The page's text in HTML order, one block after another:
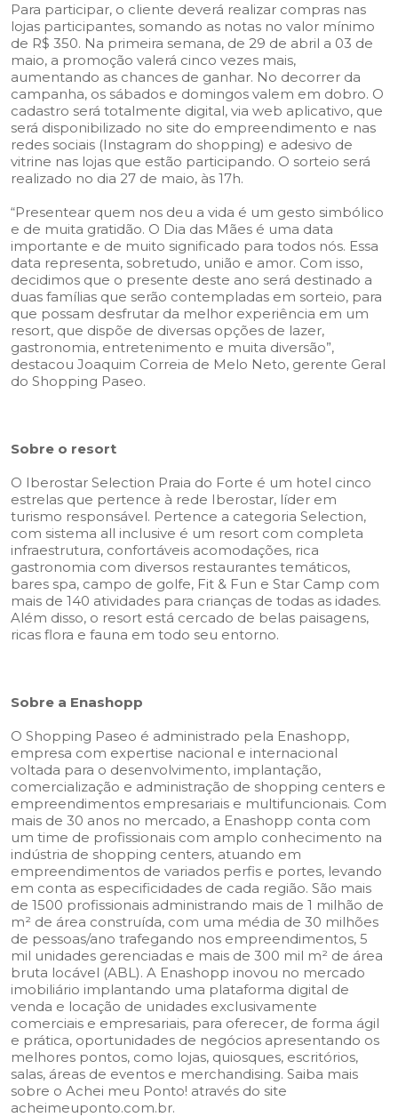
Para participar, o cliente deverá realizar compras nas
lojas participantes, somando as notas no valor mínimo
de R$ 350. Na primeira semana, de 29 de abril a 03 de
maio, a promoção valerá cinco vezes mais,
aumentando as chances de ganhar. No decorrer da
campanha, os sábados e domingos valem em dobro. O
cadastro será totalmente digital, via web aplicativo, que
será disponibilizado no site do empreendimento e nas
redes sociais (Instagram do shopping) e adesivo de
vitrine nas lojas que estão participando. O sorteio será
realizado no dia 27 de maio, às 17h.
“Presentear quem nos deu a vida é um gesto simbólico
e de muita gratidão. O Dia das Mães é uma data
importante e de muito significado para todos nós. Essa
data representa, sobretudo, união e amor. Com isso,
decidimos que o presente deste ano será destinado a
duas famílias que serão contempladas em sorteio, para
que possam desfrutar da melhor experiência em um
resort, que dispõe de diversas opções de lazer,
gastronomia, entretenimento e muita diversão”,
destacou Joaquim Correia de Melo Neto, gerente Geral
do Shopping Paseo.
Sobre o resort
O Iberostar Selection Praia do Forte é um hotel cinco
estrelas que pertence à rede Iberostar, líder em
turismo responsável. Pertence a categoria Selection,
com sistema all inclusive é um resort com completa
infraestrutura, confortáveis acomodações, rica
gastronomia com diversos restaurantes temáticos,
bares spa, campo de golfe, Fit & Fun e Star Camp com
mais de 140 atividades para crianças de todas as idades.
Além disso, o resort está cercado de belas paisagens,
ricas flora e fauna em todo seu entorno.
Sobre a Enashopp
O Shopping Paseo é administrado pela Enashopp,
empresa com expertise nacional e internacional
voltada para o desenvolvimento, implantação,
comercialização e administração de shopping centers e
empreendimentos empresariais e multifuncionais. Com
mais de 30 anos no mercado, a Enashopp conta com
um time de profissionais com amplo conhecimento na
indústria de shopping centers, atuando em
empreendimentos de variados perfis e portes, levando
em conta as especificidades de cada região. São mais
de 1500 profissionais administrando mais de 1 milhão de
m² de área construída, com uma média de 30 milhões
de pessoas/ano trafegando nos empreendimentos, 5
mil unidades gerenciadas e mais de 300 mil m² de área
bruta locável (ABL). A Enashopp inovou no mercado
imobiliário implantando uma plataforma digital de
venda e locação de unidades exclusivamente
comerciais e empresariais, para oferecer, de forma ágil
e prática, oportunidades de negócios apresentando os
melhores pontos, como lojas, quiosques, escritórios,
salas, áreas de eventos e merchandising. Saiba mais
sobre o Achei meu Ponto! através do site
acheimeuponto.com.br.